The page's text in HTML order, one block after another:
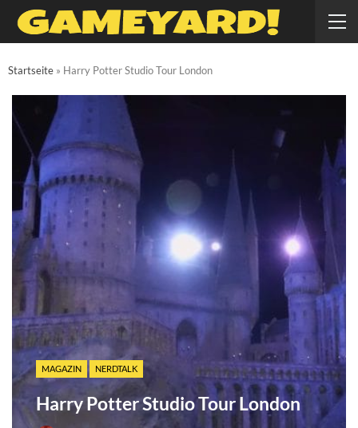
Startseite » Harry Potter Studio Tour London
MAGAZIN NERDTALK
Harry Potter Studio Tour London